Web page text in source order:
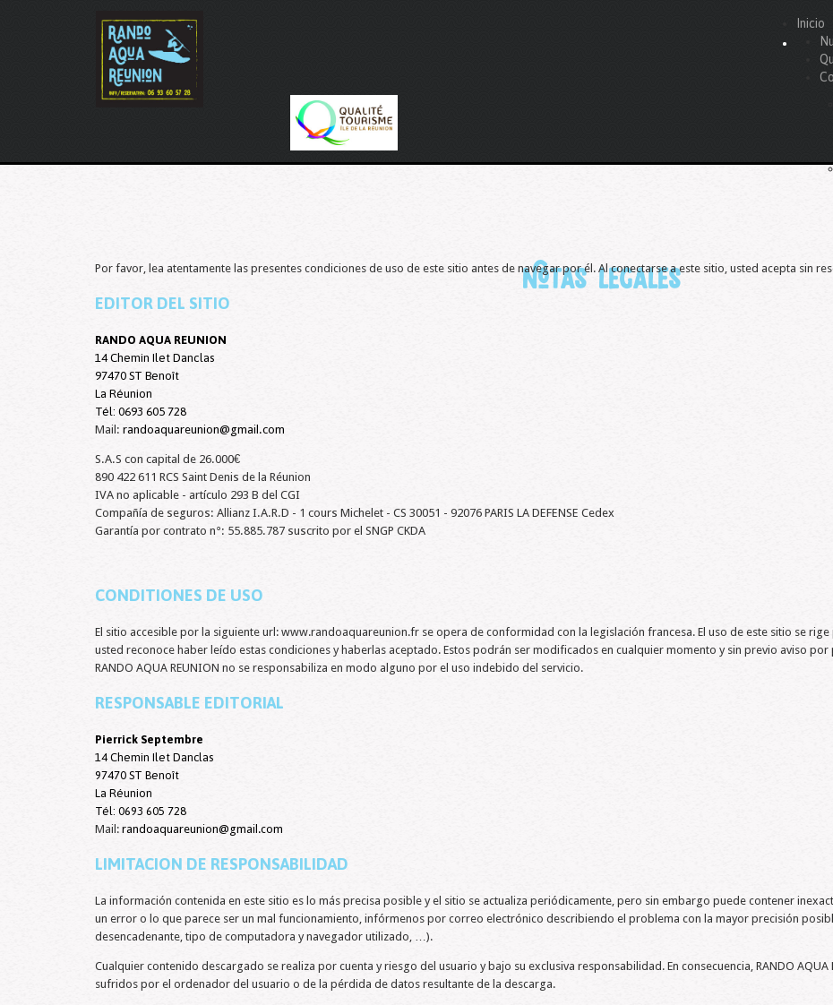
Inicio
Notas legales
Por favor, lea atentamente las presentes condiciones de uso de este sitio antes de navegar por él. Al conectarse a este sitio, usted acepta sin
EDITOR DEL SITIO
RANDO AQUA REUNION
14 Chemin Ilet Danclas
97470 ST Benoît
La Réunion
Tél: 0693 605 728
Mail: randoaquareunion@gmail.com
S.A.S con capital de 26.000€
890 422 611 RCS Saint Denis de la Réunion
IVA no aplicable - artículo 293 B del CGI
Compañía de seguros: Allianz I.A.R.D - 1 cours Michelet - CS 30051 - 92076 PARIS LA DEFENSE Cedex
Garantía por contrato n°: 55.885.787 suscrito por el SNGP CKDA
CONDITIONES DE USO
El sitio accesible por la siguiente url: www.randoaquareunion.fr se opera de conformidad con la legislación francesa. El uso de este sitio se
usted reconoce haber leído estas condiciones y haberlas aceptado. Estos podrán ser modificados en cualquier momento y sin previo aviso por
RANDO AQUA REUNION no se responsabiliza en modo alguno por el uso indebido del servicio.
RESPONSABLE EDITORIAL
Pierrick Septembre
14 Chemin Ilet Danclas
97470 ST Benoît
La Réunion
Tél: 0693 605 728
Mail: randoaquareunion@gmail.com
LIMITACION DE RESPONSABILIDAD
La información contenida en este sitio es lo más precisa posible y el sitio se actualiza periódicamente, pero sin embargo puede contener
un error o lo que parece ser un mal funcionamiento, infórmenos por correo electrónico describiendo el problema con la mayor precisión
desencadenante, tipo de computadora y navegador utilizado, …).
Cualquier contenido descargado se realiza por cuenta y riesgo del usuario y bajo su exclusiva responsabilidad. En consecuencia, RANDO
sufridos por el ordenador del usuario o de la pérdida de datos resultante de la descarga.